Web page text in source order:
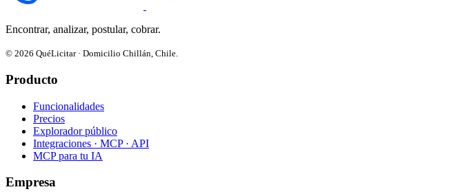
Encontrar, analizar, postular, cobrar.
© 2026 QuéLicitar · Domicilio Chillán, Chile.
Producto
Funcionalidades
Precios
Explorador público
Integraciones · MCP · API
MCP para tu IA
Empresa